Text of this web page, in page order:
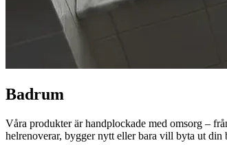
Badrum
Våra produkter är handplockade med omsorg –
helrenoverar, bygger nytt eller bara vill byta ut